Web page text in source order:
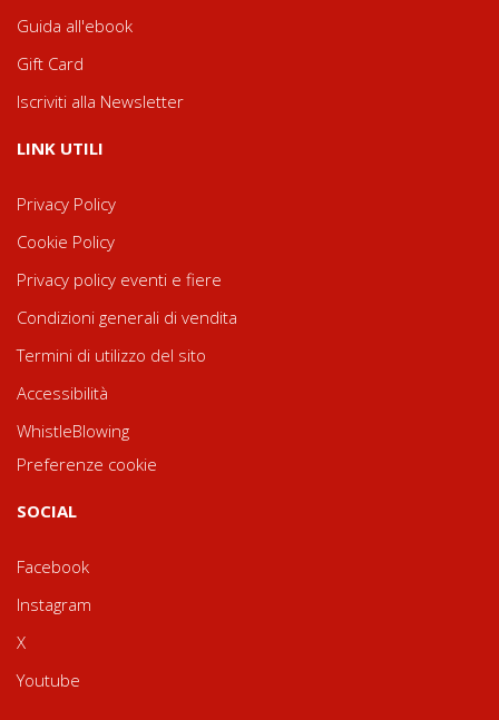
Guida all'ebook
Gift Card
Iscriviti alla Newsletter
LINK UTILI
Privacy Policy
Cookie Policy
Privacy policy eventi e fiere
Condizioni generali di vendita
Termini di utilizzo del sito
Accessibilità
WhistleBlowing
Preferenze cookie
SOCIAL
Facebook
Instagram
X
Youtube